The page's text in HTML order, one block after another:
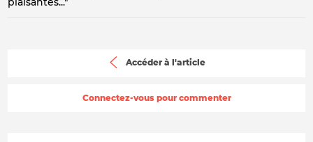
Accéder à l'article
Connectez-vous pour commenter